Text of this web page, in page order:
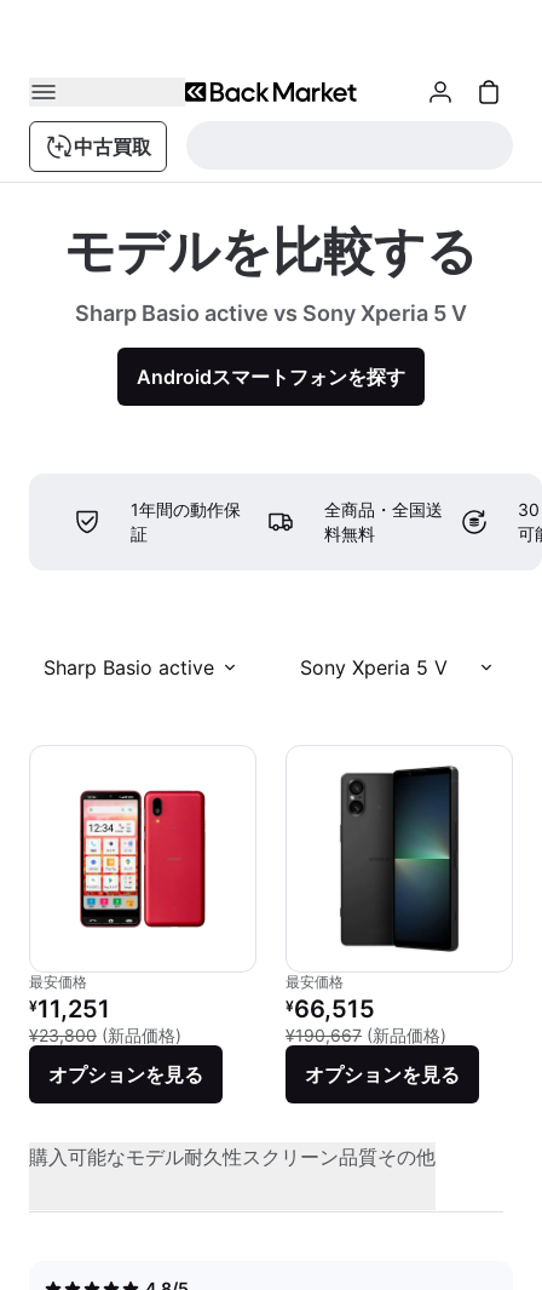
中古買取
モデルを比較する
Sharp Basio active vs Sony Xperia 5 V
Androidスマートフォンを探す
1年間の動作保
証
全商品・全国送
料無料
30
可
Sharp Basio active Sony Xperia 5 V
最安価格
リファービッシュ品の価格：
¥11,251
¥23,800 (新品価格) 新品との比較：¥23,800
オプションを見る
最安価格
リファービッシュ品の価格：
¥66,515
¥190,667 (新品価格)
オプションを見る
購入可能なモデル耐久性スクリーン品質その他